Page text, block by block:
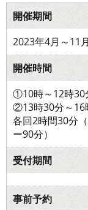
開催期間
2023年4月～11
開催時間
①10時～12時30
②13時30分～16
各回2時間30分
ー90分）
受付期間
事前予約